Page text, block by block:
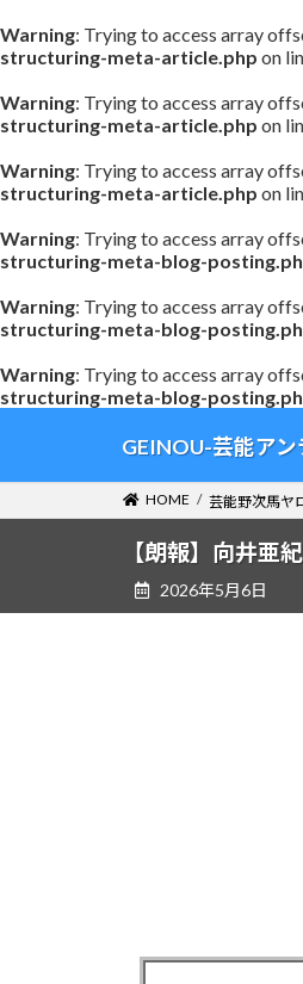
Warning: Trying to access array
structuring-meta-article.php on
Warning: Trying to access array
structuring-meta-article.php on
Warning: Trying to access array
structuring-meta-article.php on
Warning: Trying to access array
structuring-meta-blog-
Warning: Trying to access array
structuring-meta-blog-
Warning: Trying to access array
structuring-meta-blog-
テ
ゲ
GEINOU-芸能ア
HOME 芸能野次馬ヤ
【朗報】向井亜
2026年5月6日